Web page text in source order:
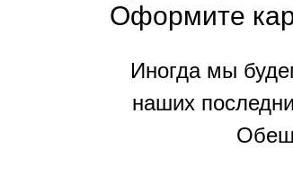
Оформите
Иногда мы
наших